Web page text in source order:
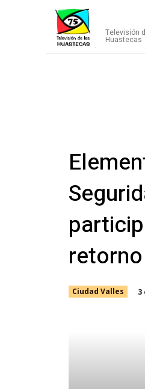
Televisión
Huastecas
Ciudad Valles 3